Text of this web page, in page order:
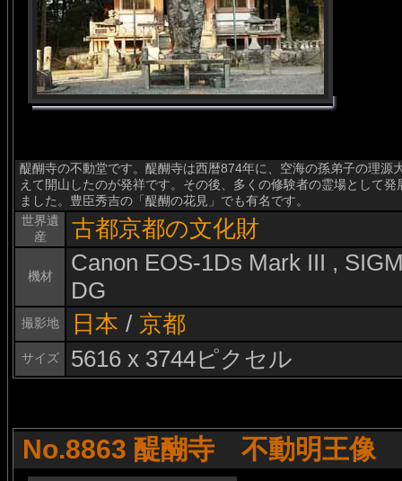
醍醐寺の不動堂です。醍醐寺は西暦874年に、空海の孫弟子の理源
えて開山したのが発祥です。その後、多くの修験者の霊場として
ました。豊臣秀吉の「醍醐の花見」でも有名です。
世界遺
産
古都京都の文化財
機材
Canon EOS-1Ds Mark III ,
DG
撮影地 日本 / 京都
サイズ 5616 x 3744ピクセル
No.8863 醍醐寺 不動明王像